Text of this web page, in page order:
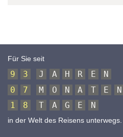
Für Sie seit
9 3 J A H R E
N
0
7 M O N A T E
N
1
8 T A G E N
in der Welt des Reisens unterwegs.